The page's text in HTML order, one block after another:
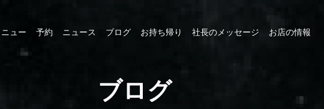
ュー 予約 ニュース ブログ お持ち帰り 社長のメッセージ お店の情報
ブログ